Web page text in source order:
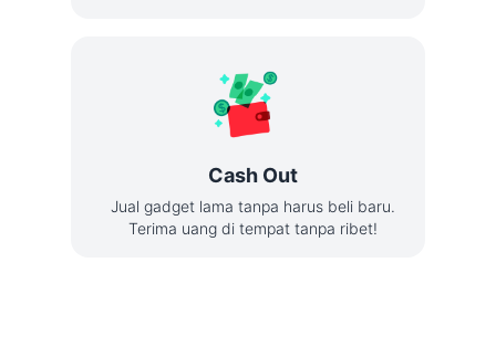
Cash Out
Jual gadget lama tanpa harus beli baru.
Terima uang di tempat tanpa ribet!